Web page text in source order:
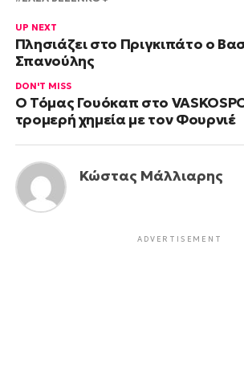
UP NEXT
Πλησιάζει στο Πριγκιπάτο ο
Σπανούλης
DON'T MISS
Ο Τόμας Γουόκαπ στο
τρομερή χημεία με τον Φουρνιέ
Κώστας Μάλλιαρης
ADVERTISEMENT